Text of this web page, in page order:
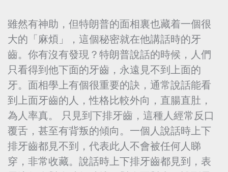
雖然有神助，但特朗普的面相裏也藏着一個很
大的「麻煩」，這個秘密就在他講話時的牙
齒。你有沒有發現？特朗普說話的時候，人們
只看得到他下面的牙齒，永遠見不到上面的
牙。面相學上有個很重要的訣，通常說話能看
到上面牙齒的人，性格比較外向，直腸直肚，
為人率真。 只見到下排牙齒，這種人經常反口
覆舌，甚至有背叛的傾向。一個人說話時上下
排牙齒都見不到，代表此人不會被任何人睇
穿，非常收藏。說話時上下排牙齒都見到，表